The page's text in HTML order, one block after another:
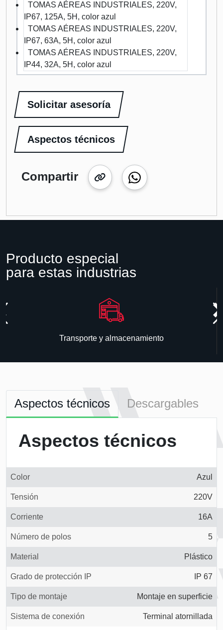
TOMAS AÉREAS INDUSTRIALES, 220V,
IP67, 125A, 5H, color azul
TOMAS AÉREAS INDUSTRIALES, 220V,
IP67, 63A, 5H, color azul
TOMAS AÉREAS INDUSTRIALES, 220V,
IP44, 32A, 5H, color azul
Solicitar asesoría
Aspectos técnicos
Compartir
Producto especial
para estas industrias
Transporte y almacenamiento
Aspectos técnicos Descargables
Aspectos técnicos
Color Azul
Tensión 220V
Corriente 16A
Número de polos 5
Material Plástico
Grado de protección IP IP 67
Tipo de montaje Montaje en superficie
Sistema de conexión Terminal atornillada